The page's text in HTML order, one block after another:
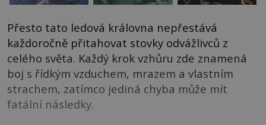
Přesto tato ledová královna nepřestává
každoročně přitahovat stovky odvážlivců z
celého světa. Každý krok vzhůru zde znamená
boj s řídkým vzduchem, mrazem a vlastním
strachem, zatímco jediná chyba může mít
fatální následky.